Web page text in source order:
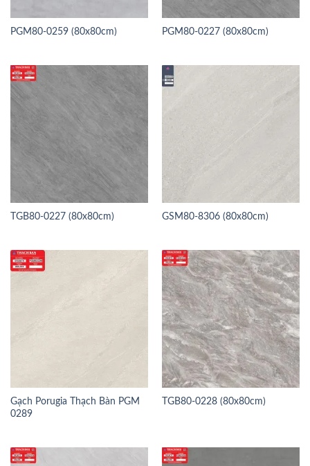
PGM80-0259 (80x80cm) PGM80-0227 (80x80cm)
TGB80-0227 (80x80cm) GSM80-8306 (80x80cm)
Gạch Porugia Thạch Bàn PGM
0289
TGB80-0228 (80x80cm)